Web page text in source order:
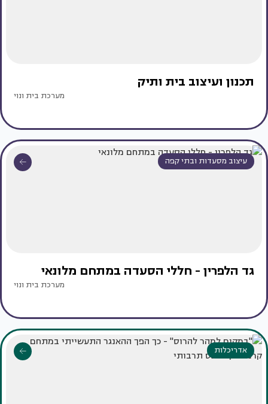
תכנון ועיצוב בית ותיק
מערכת בית ונוי
עיצוב מסעדות ובתי קפה
גד הלפרין - חללי הסעדה במתחם מלונאי
מערכת בית ונוי
אדריכלות